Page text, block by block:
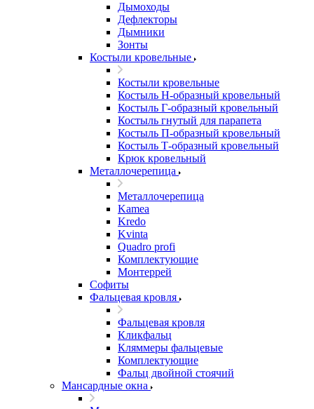
Дымоходы
Дефлекторы
Дымники
Зонты
Костыли кровельные
Костыли кровельные
Костыль H-образный кровельный
Костыль Г-образный кровельный
Костыль гнутый для парапета
Костыль П-образный кровельный
Костыль Т-образный кровельный
Крюк кровельный
Металлочерепица
Металлочерепица
Kamea
Kredo
Kvinta
Quadro profi
Комплектующие
Монтеррей
Софиты
Фальцевая кровля
Фальцевая кровля
Кликфальц
Кляммеры фальцевые
Комплектующие
Фальц двойной стоячий
Мансардные окна